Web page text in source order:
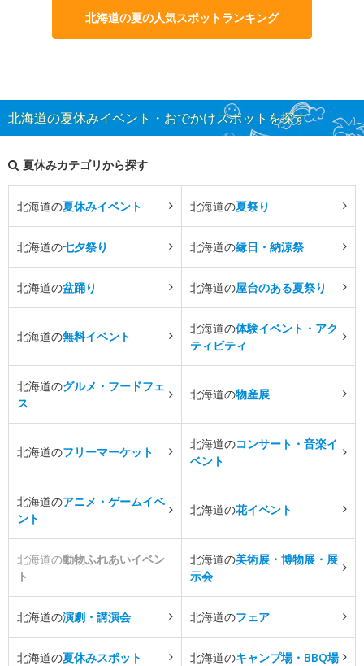
北海道の夏の人気スポットランキング
北海道の夏休みイベント・おでかけスポットを探す
夏休みカテゴリから探す
北海道の夏休みイベント 北海道の夏祭り
北海道の七夕祭り 北海道の縁日・納涼祭
北海道の盆踊り 北海道の屋台のある夏祭り
北海道の無料イベント
北海道の体験イベント・アク
ティビティ
北海道のグルメ・フードフェ
ス
北海道の物産展
北海道のフリーマーケット
北海道のコンサート・音楽イ
ベント
北海道のアニメ・ゲームイベ
ント
北海道の花イベント
北海道の動物ふれあいイベン
ト
北海道の美術展・博物展・展
示会
北海道の演劇・講演会 北海道のフェア
北海道の夏休みスポット 北海道のキャンプ場・BBQ場